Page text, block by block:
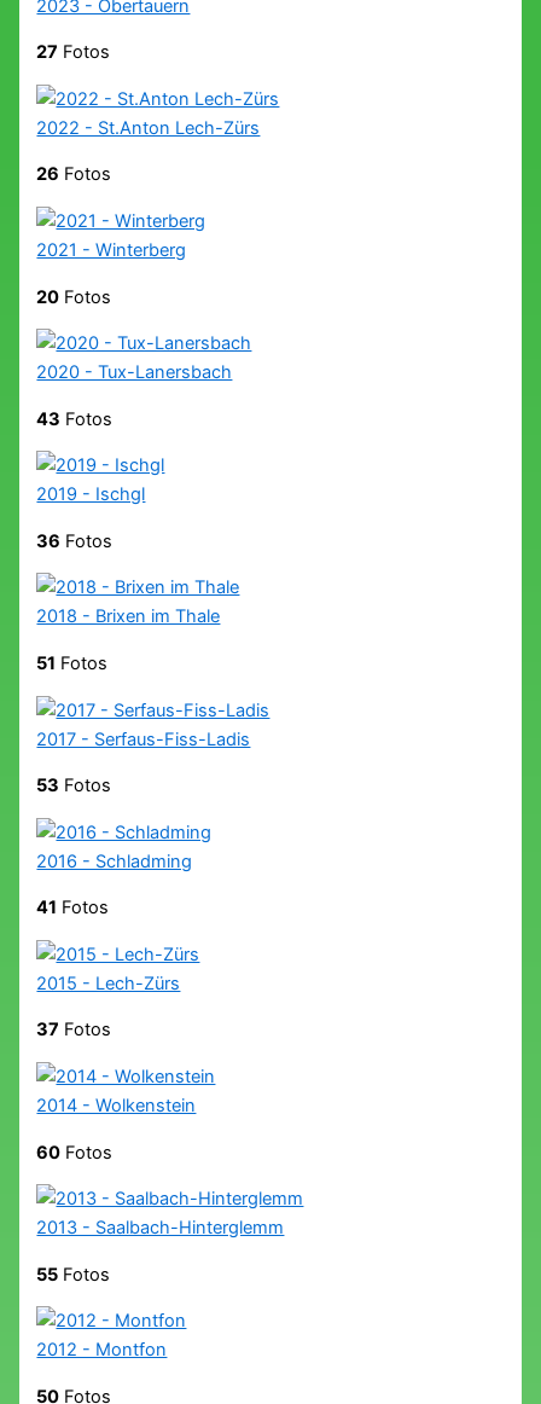
2023 - Obertauern
27 Fotos
2022 - St.Anton Lech-Zürs
26 Fotos
2021 - Winterberg
20 Fotos
2020 - Tux-Lanersbach
43 Fotos
2019 - Ischgl
36 Fotos
2018 - Brixen im Thale
51 Fotos
2017 - Serfaus-Fiss-Ladis
53 Fotos
2016 - Schladming
41 Fotos
2015 - Lech-Zürs
37 Fotos
2014 - Wolkenstein
60 Fotos
2013 - Saalbach-Hinterglemm
55 Fotos
2012 - Montfon
50 Fotos